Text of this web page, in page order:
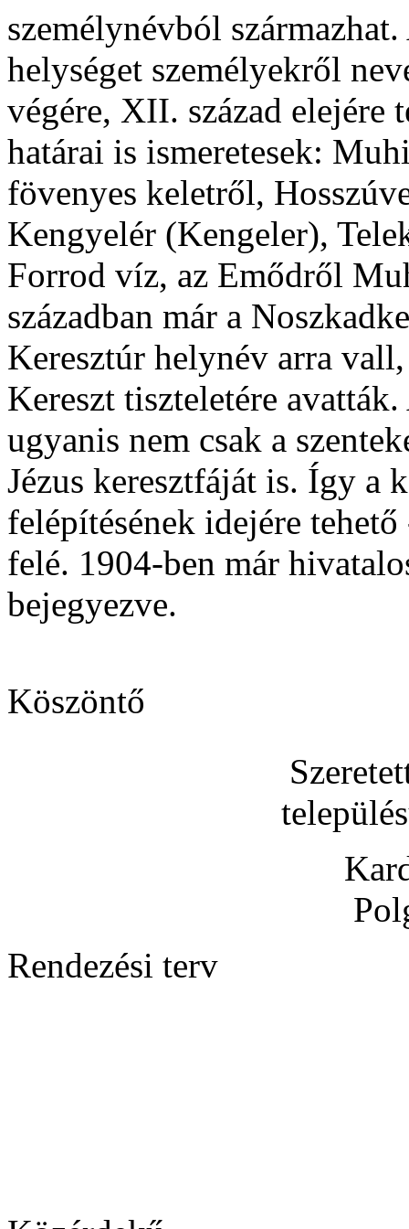
személynévból
helységet személyekről
végére, XII. század elejére
határai is ismeretesek:
fövenyes keletről,
Kengyelér (Kengeler),
Forrod víz, az Emődről
században már a
Keresztúr helynév arra
Kereszt tiszteletére
ugyanis nem csak a
Jézus keresztfáját is. Így a
felépítésének idejére
felé. 1904-ben már
bejegyezve.
Köszöntő
Rendezési terv